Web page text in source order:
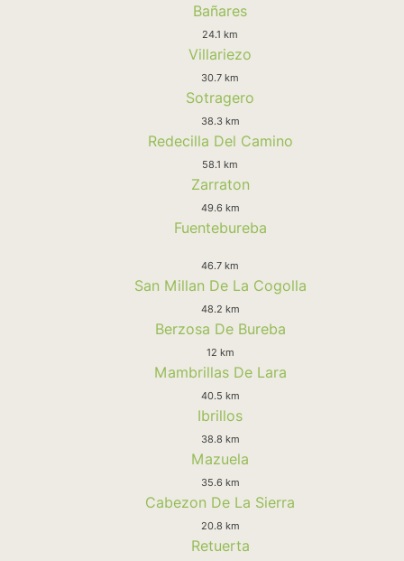
Bañares
24.1 km
Villariezo
30.7 km
Sotragero
38.3 km
Redecilla Del Camino
58.1 km
Zarraton
49.6 km
Fuentebureba
46.7 km
San Millan De La Cogolla
48.2 km
Berzosa De Bureba
12 km
Mambrillas De Lara
40.5 km
Ibrillos
38.8 km
Mazuela
35.6 km
Cabezon De La Sierra
20.8 km
Retuerta